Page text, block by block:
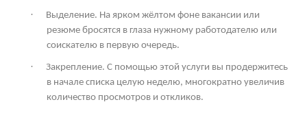
·
Выделение. На ярком жёлтом фоне вакансии или
резюме бросятся в глаза нужному работодателю или
соискателю в первую очередь.
·
Закрепление. С помощью этой услуги вы продержитесь
в начале списка целую неделю, многократно увеличив
количество просмотров и откликов.